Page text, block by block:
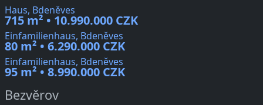
Haus, Bdeněves
715 m² • 10.990.000 CZK
Einfamilienhaus, Bdeněves
80 m² • 6.290.000 CZK
Einfamilienhaus, Bdeněves
95 m² • 8.990.000 CZK
Bezvěrov